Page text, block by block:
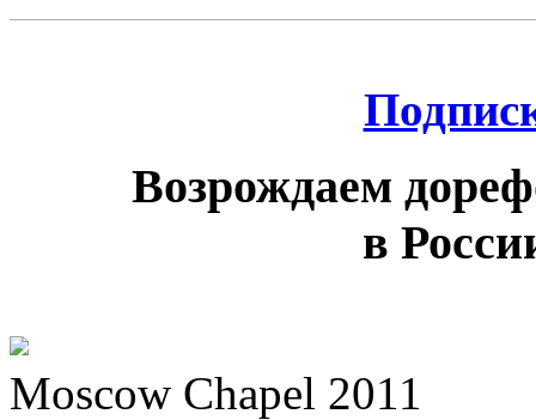
Возрождаем
в
Moscow Chapel 2011